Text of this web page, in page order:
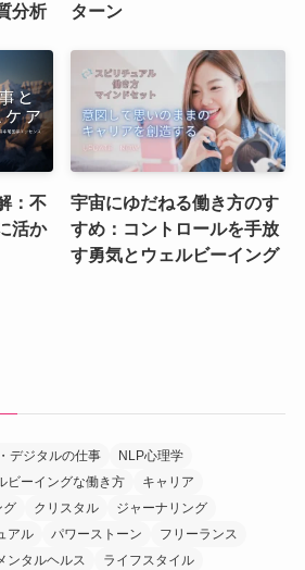
分析
ターン
：不
活か
宇宙にゆだねる働き方のす
すめ：コントロールを手放
す勇気とウェルビーイング
デジタルの仕事
NLP心理学
ビーイングな働き方
キャリア
グ
クリスタル
ジャーナリング
アル パワーストーン
フリーランス
ンタルヘルス
ライフスタイル